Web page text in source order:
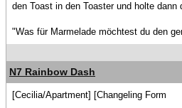
den Toast in den Toaster und holte dann
"Was für Marmelade möchtest du den
N7 Rainbow Dash
[Cecilia/Apartment] [Changeling Form